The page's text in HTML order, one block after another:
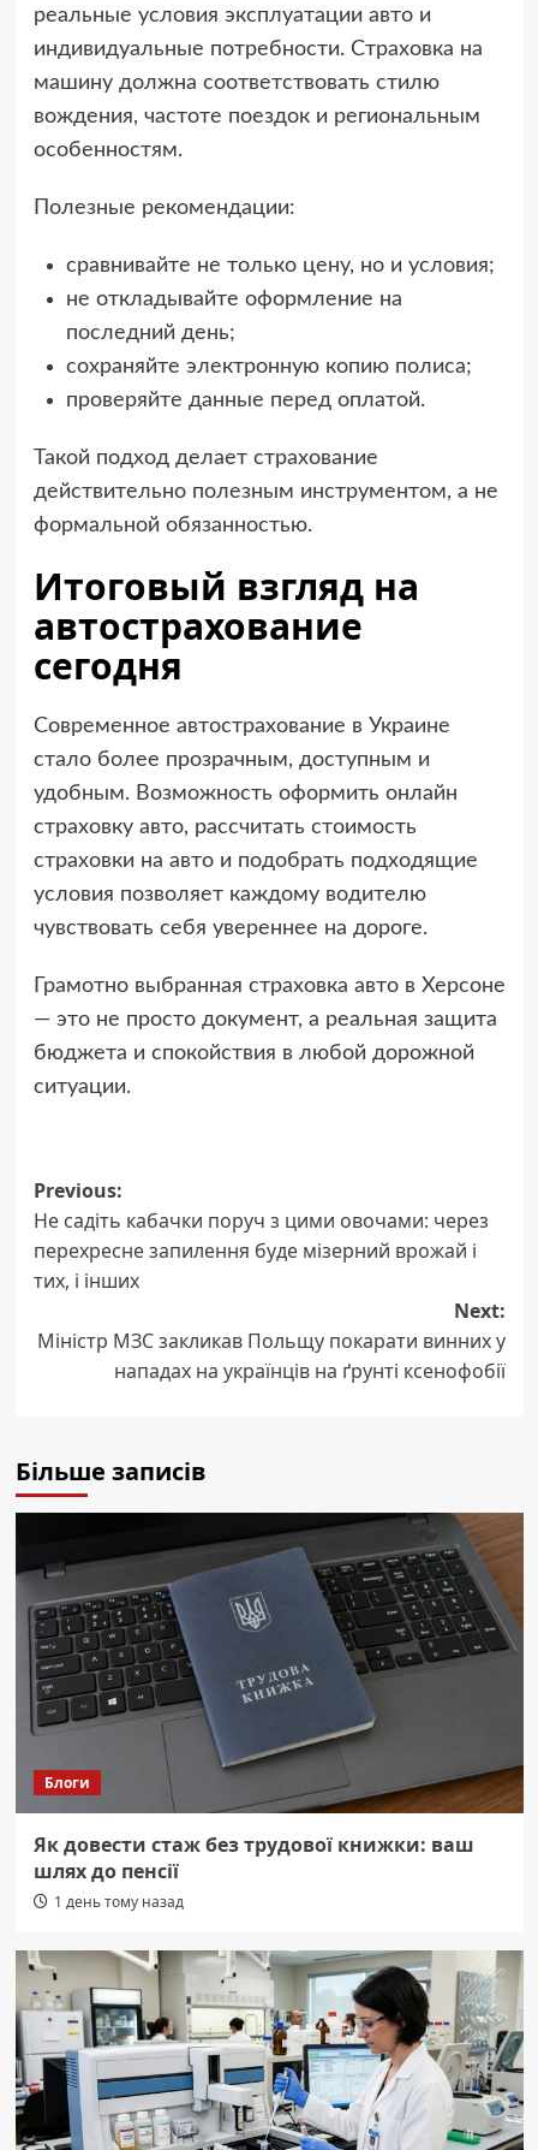
реальные условия эксплуатации авто и
индивидуальные потребности. Страховка на
машину должна соответствовать стилю
вождения, частоте поездок и региональным
особенностям.
Полезные рекомендации:
сравнивайте не только цену, но и условия;
не откладывайте оформление на
последний день;
сохраняйте электронную копию полиса;
проверяйте данные перед оплатой.
Такой подход делает страхование
действительно полезным инструментом, а не
формальной обязанностью.
Итоговый взгляд на
автострахование
сегодня
Современное автострахование в Украине
стало более прозрачным, доступным и
удобным. Возможность оформить онлайн
страховку авто, рассчитать стоимость
страховки на авто и подобрать подходящие
условия позволяет каждому водителю
чувствовать себя увереннее на дороге.
Грамотно выбранная страховка авто в Херсоне
— это не просто документ, а реальная защита
бюджета и спокойствия в любой дорожной
ситуации.
Post
navigation
Previous:
Не садіть кабачки поруч з цими овочами: через
перехресне запилення буде мізерний врожай і
тих, і інших
Next:
Міністр МЗС закликав Польщу покарати винних у
нападах на українців на ґрунті ксенофобії
Більше записів
Блоги
Як довести стаж без трудової книжки: ваш
шлях до пенсії
1 день тому назад